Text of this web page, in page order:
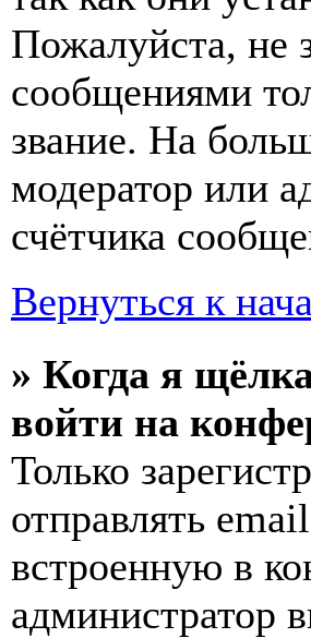
Пожалуйста, не
сообщениями
звание. На
модератор или
счётчика
Вернуться к
» Когда я
войти на
Только
отправлять
встроенную в
администратор